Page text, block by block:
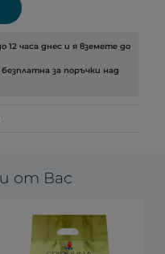
12 часа днес и я вземете до
за поръчки над
от Вас